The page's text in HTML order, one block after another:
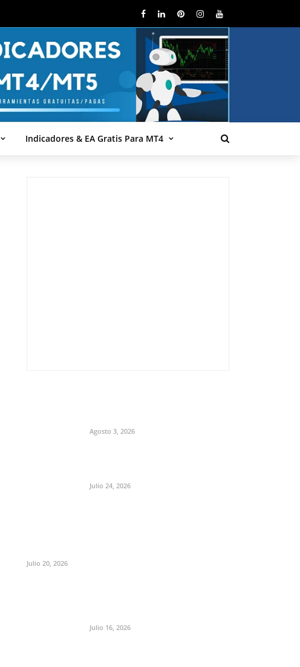
Indicadores & EA Gratis Para MT4
Agosto 3, 2026
Julio 24, 2026
Julio 20, 2026
Julio 16, 2026